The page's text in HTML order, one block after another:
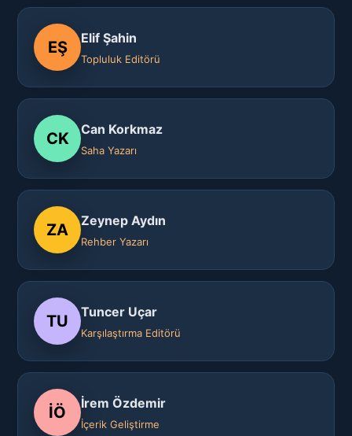
EŞ
Elif Şahin
Topluluk Editörü
CK
Can Korkmaz
Saha Yazarı
ZA
Zeynep Aydın
Rehber Yazarı
TU
Tuncer Uçar
Karşılaştırma Editörü
İÖ
İrem Özdemir
İçerik Geliştirme